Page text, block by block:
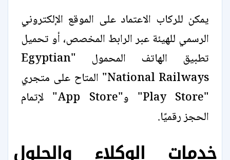
يمكن للركاب الاعتماد على الموقع الإلكتروني
الرسمي للهيئة عبر الرابط المخصص، أو تحميل
تطبيق الهاتف المحمول "Egyptian
National Railways" المتاح على متجري
"Play Store" و"App Store" لإتمام
الحجز رقميًا.
خدمات الوكلاء والحلول